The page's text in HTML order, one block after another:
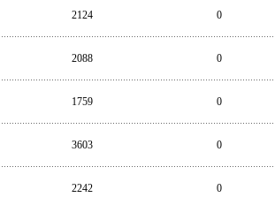
2124 0
2088 0
1759 0
3603 0
2242 0